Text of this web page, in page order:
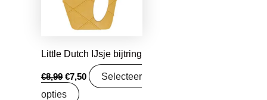
Little Dutch IJsje bijtring
€8,99 €7,50
Selecteer
opties